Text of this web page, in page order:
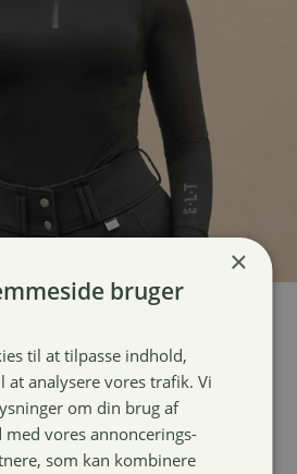
×
bruger
til at tilpasse indhold,
at analysere vores trafik. Vi
om din brug af
med vores annoncerings-
som kan kombinere